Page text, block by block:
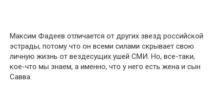
Максим Фадеев отличается от других звезд российской
эстрады, потому что он всеми силами скрывает свою
личную жизнь от вездесущих ушей СМИ. Но, все-таки,
кое-что мы знаем, а именно, что у него есть жена и сын
Савва.